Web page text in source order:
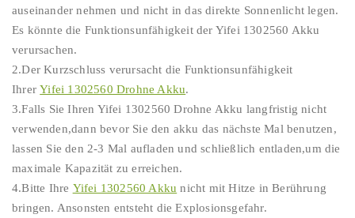
auseinander nehmen und nicht in das direkte Sonnenlicht legen.
Es könnte die Funktionsunfähigkeit der Yifei 1302560 Akku
verursachen.
2.Der Kurzschluss verursacht die Funktionsunfähigkeit
IhrerYifei 1302560 Drohne Akku.
3.Falls Sie Ihren Yifei 1302560 Drohne Akku langfristig nicht
verwenden,dann bevor Sie den akku das nächste Mal benutzen,
lassen Sie den 2-3 Mal aufladen und schließlich entladen,um die
maximale Kapazität zu erreichen.
4.Bitte Ihre Yifei 1302560 Akku nicht mit Hitze in Berührung
bringen. Ansonsten entsteht die Explosionsgefahr.